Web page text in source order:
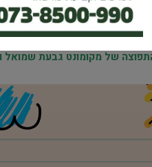
הדפסה אימייל
של מקומונט גבעת שמואל